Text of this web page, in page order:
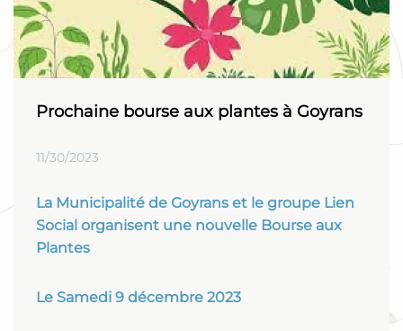
Prochaine bourse aux plantes à Goyrans
11/30/2023
La Municipalité de Goyrans et le groupe Lien
Social organisent une nouvelle Bourse aux
Plantes
Le Samedi 9 décembre 2023